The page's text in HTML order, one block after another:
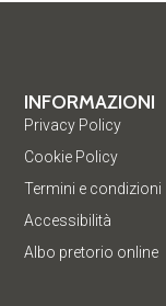
INFORMAZIONI
Privacy Policy
Cookie Policy
Termini e condizioni
Accessibilità
Albo pretorio online